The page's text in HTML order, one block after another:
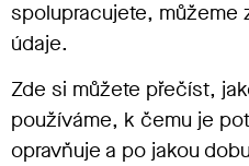
spolupracujete, můžeme
údaje.
Zde si můžete přečíst,
používáme, k čemu je
opravňuje a po jakou